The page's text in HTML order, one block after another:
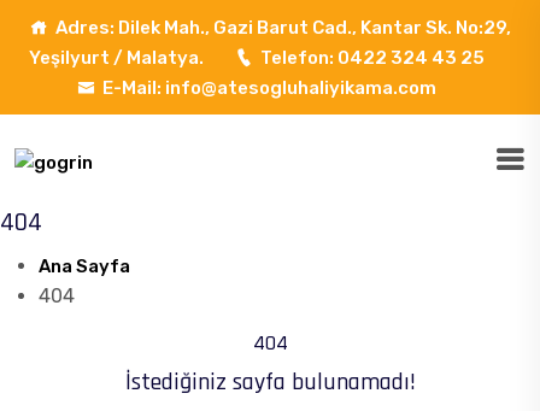
Adres: Dilek Mah., Gazi Barut Cad., Kantar Sk. No:29,
Yeşilyurt / Malatya.
Telefon: 0422 324 43 25
E-Mail: info@atesogluhaliyikama.com
404
Ana Sayfa
404
404
İstediğiniz sayfa bulunamadı!